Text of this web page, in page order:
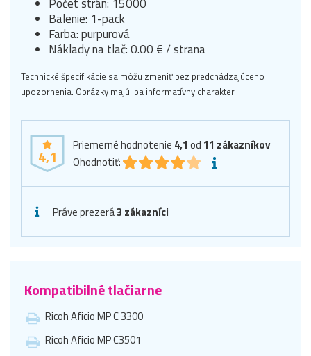
Balenie: 1-pack
Farba: purpurová
Náklady na tlač: 0.00 € / strana
Technické špecifikácie sa môžu zmeniť bez predchádzajúceho
upozornenia. Obrázky majú iba informatívny charakter.
4,1
Priemerné hodnotenie 4,1 od 11 zákazníkov
Ohodnotiť:
Práve prezerá3 zákazníci
Kompatibilné tlačiarne
Ricoh Aficio MP C 3300
Ricoh Aficio MP C3501